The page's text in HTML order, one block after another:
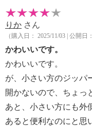
りか さん
（購入日： 2025/11/03 | 公開日
かわいいです。
かわいいです。
が、小さい方のジッパ
開かないので、ちょっ
あと、小さい方にも外
あると便利なのにと思